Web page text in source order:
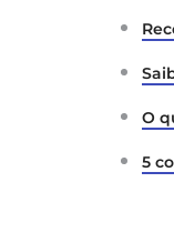
O
5